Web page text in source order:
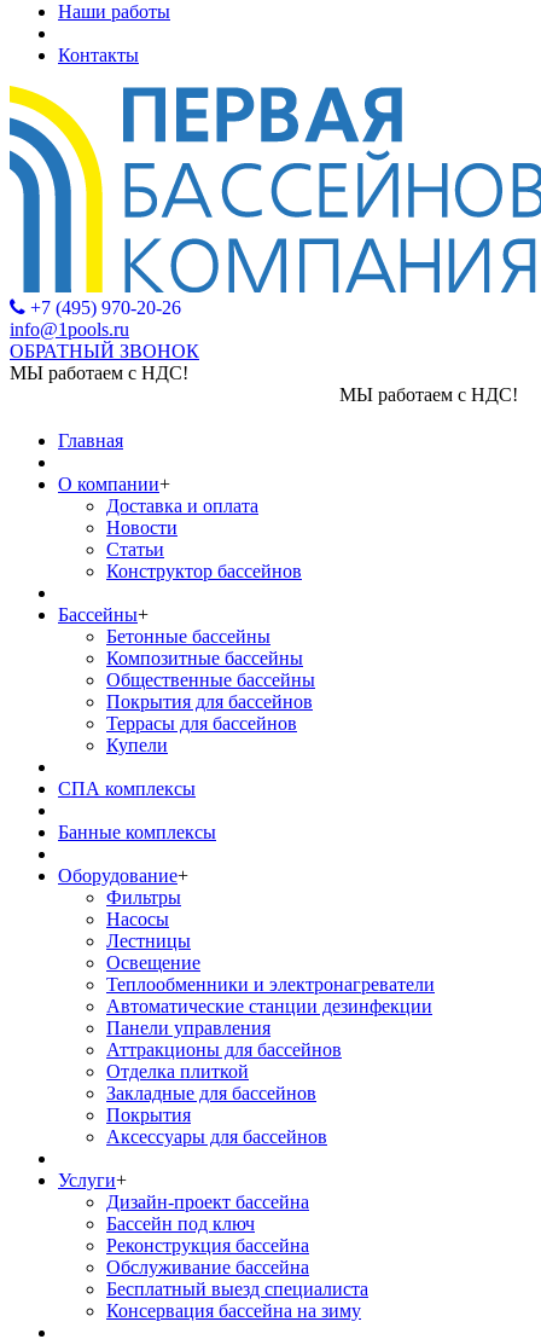
Наши работы
Контакты
+7 (495) 970-20-26
info@1pools.ru
ОБРАТНЫЙ ЗВОНОК
МЫ работаем с НДС!
Главная
О компании+
Доставка и оплата
Новости
Статьи
Конструктор бассейнов
Бассейны+
Бетонные бассейны
Композитные бассейны
Общественные бассейны
Покрытия для бассейнов
Террасы для бассейнов
Купели
СПА комплексы
Банные комплексы
Оборудование+
Фильтры
Насосы
Лестницы
Освещение
Теплообменники и электронагреватели
Автоматические станции дезинфекции
Панели управления
Аттракционы для бассейнов
Отделка плиткой
Закладные для бассейнов
Покрытия
Аксессуары для бассейнов
Услуги+
Дизайн-проект бассейна
Бассейн под ключ
Реконструкция бассейна
Обслуживание бассейна
Бесплатный выезд специалиста
Консервация бассейна на зиму